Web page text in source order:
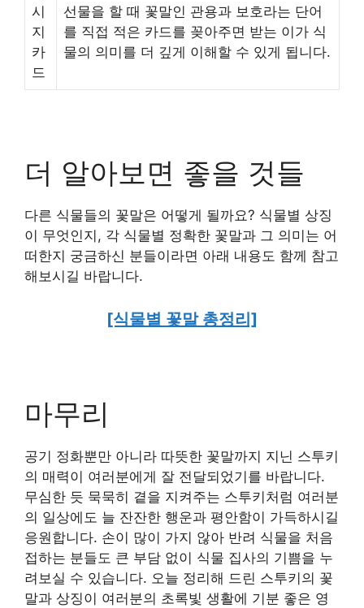
시
지
카
드
선물을 할 때 꽃말인 관용과 보호라는 단어
를 직접 적은 카드를 꽂아주면 받는 이가 식
물의 의미를 더 깊게 이해할 수 있게 됩니다.
더 알아보면 좋을 것들
다른 식물들의 꽃말은 어떻게 될까요? 식물별 상징
이 무엇인지, 각 식물별 정확한 꽃말과 그 의미는 어
떠한지 궁금하신 분들이라면 아래 내용도 함께 참고
해보시길 바랍니다.
[식물별 꽃말 총정리]
마무리
공기 정화뿐만 아니라 따뜻한 꽃말까지 지닌 스투키
의 매력이 여러분에게 잘 전달되었기를 바랍니다.
무심한 듯 묵묵히 곁을 지켜주는 스투키처럼 여러분
의 일상에도 늘 잔잔한 행운과 평안함이 가득하시길
응원합니다. 손이 많이 가지 않아 반려 식물을 처음
접하는 분들도 큰 부담 없이 식물 집사의 기쁨을 누
려보실 수 있습니다. 오늘 정리해 드린 스투키의 꽃
말과 상징이 여러분의 초록빛 생활에 기분 좋은 영